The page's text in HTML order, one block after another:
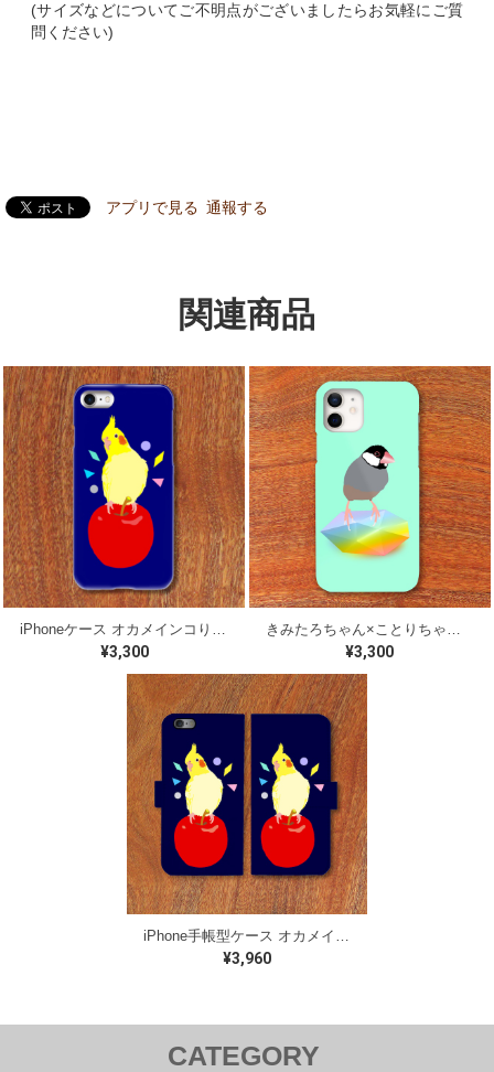
(サイズなどについてご不明点がございましたらお気軽にご質
問ください)
アプリで見る 通報する
関連商品
¥3,300 ¥3,300
iPhone手帳型ケース オカメインコ【各機種対応】
¥3,960
CATEGORY